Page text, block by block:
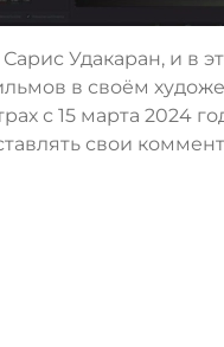
Удакаран, и в
в своём
с 15 марта 2024
свои